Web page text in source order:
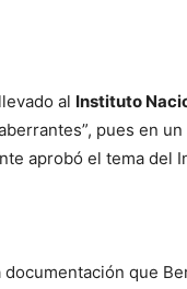
al Instituto
pues en
aprobó el tema del
que